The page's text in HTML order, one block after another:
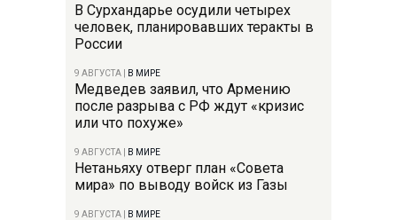
В Сурхандарье осудили четырех
человек, планировавших теракты в
России
9 АВГУСТА В МИРЕ
Медведев заявил, что Армению
после разрыва с РФ ждут «кризис
или что похуже»
9 АВГУСТА В МИРЕ
Нетаньяху отверг план «Совета
мира» по выводу войск из Газы
9 АВГУСТА В МИРЕ